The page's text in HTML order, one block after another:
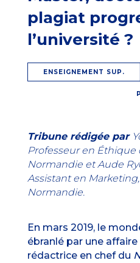
plagiat
l’université ?
ENSEIGNEMENT SUP.
Tribune rédigée par
Professeur en Éthique
Normandie etAude
Assistant en Marketing,
Normandie.
En mars 2019, le
ébranlé par une
rédactrice en chef du